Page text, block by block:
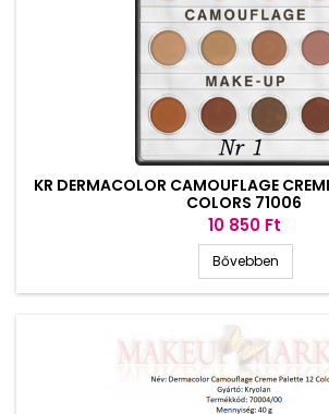
KR DERMACOLOR CAMOUFLAGE
COLORS 71006
Ár
10 850 Ft
Bővebben